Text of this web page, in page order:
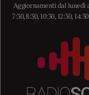
Aggiornamenti dal lunedì
7:30, 8:30, 10:30, 12:30,